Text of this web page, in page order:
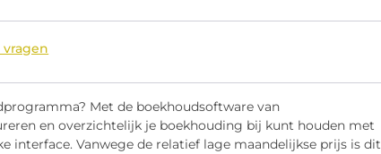
Met de boekhoudsoftware van
en overzichtelijk je boekhouding bij kunt houden met
interface. Vanwege de relatief lage maandelijkse prijs is dit